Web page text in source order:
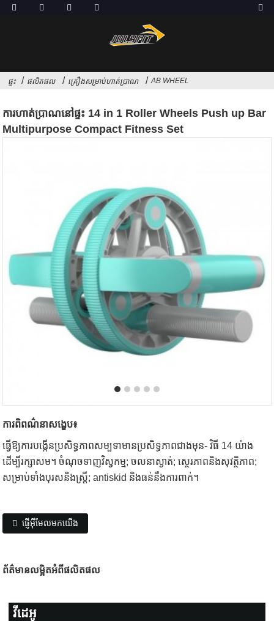
ផ្ទះ ផលិតផល គ្រឿងសម្រាប់ហាត់ប្រាណ AB WHEEL
ការហាត់ប្រាណនៅផ្ទះ 14 in 1 Roller Wheels Push up Bar
Multipurpose Compact Fitness Set
ការពិពណ៌នាសង្ខេប៖
ធ្វើឱ្យការបង្កើនប្រសិទ្ធភាពសម្បទាមានប្រសិទ្ធភាពជាងមុន- វិធី 14 យ៉ាង
ដើម្បីរក្សាសម។ ចំណុចទាញវិស្វកម្ម; ចលនាស្ងាត់; ស្ថេរភាពនិងសុវត្ថិភាព;
សម្រាប់ទាំងបុរសនិងស្ត្រី; antiskid និងធន់នឹងការពាក់។
ផ្ញើអ៊ីមែលមកយើង
ព័ត៌មានលម្អិតអំពីផលិតផល
វីដេអូ